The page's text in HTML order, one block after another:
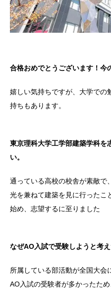
合格おめでとうございます！今
嬉しい気持ちですが、大学での
持ちもあります。
東京理科大学工学部建築学科を
い。
通っている高校の校舎が素敵で
光を兼ねて建築を見に行ったこ
始め、志望するに至りました
なぜAO入試で受験しようと考
所属している部活動が全国大会
AO入試の受験者が多かったため